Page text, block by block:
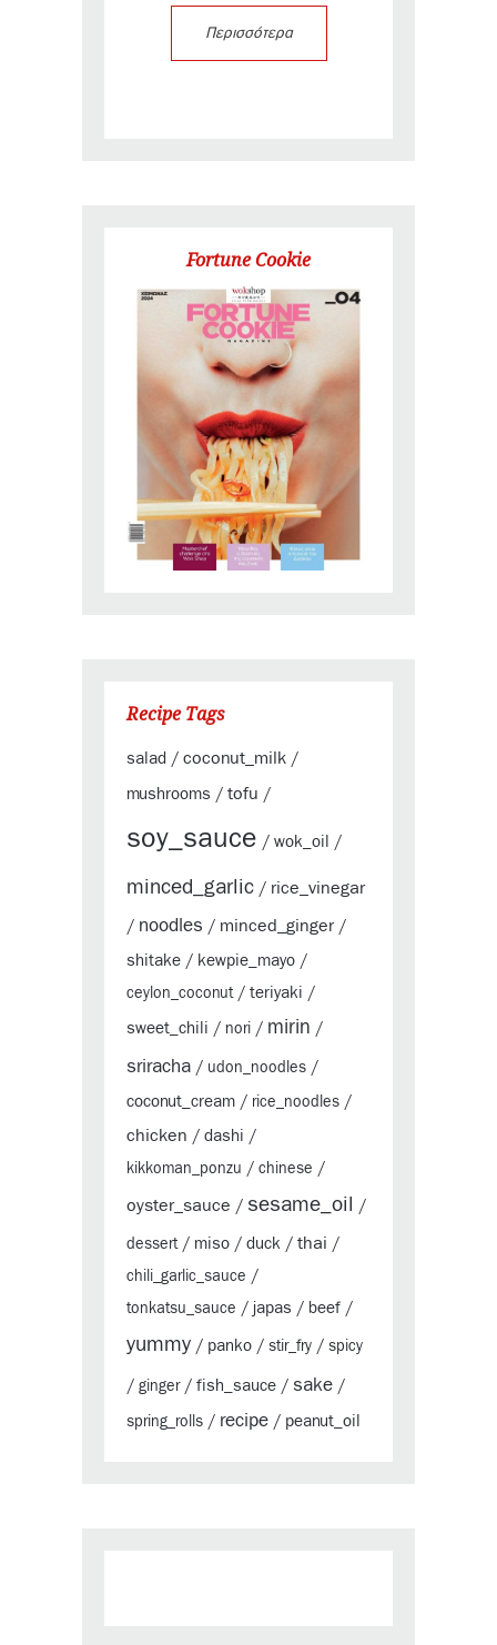
Περισσότερα
Fortune Cookie
Recipe Tags
salad / coconut_milk /
mushrooms / tofu /
soy_sauce / wok_oil /
minced_garlic / rice_vinegar
/ noodles / minced_ginger/
shitake / kewpie_mayo /
ceylon_coconut / teriyaki /
sweet_chili / nori / mirin /
sriracha / udon_noodles /
coconut_cream / rice_noodles /
chicken / dashi /
kikkoman_ponzu / chinese /
oyster_sauce / sesame_oil /
dessert / miso / duck / thai /
chili_garlic_sauce /
tonkatsu_sauce / japas / beef /
yummy / panko / stir_fry / spicy
/ ginger/ fish_sauce / sake /
spring_rolls / recipe / peanut_oil